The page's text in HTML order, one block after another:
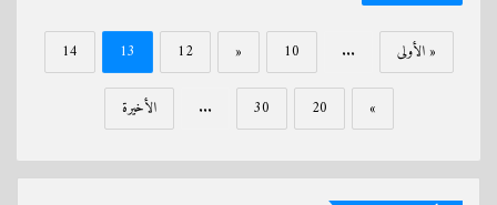
« الأولى ...
10
«
12
13
14
»
20
30
... الأخيرة